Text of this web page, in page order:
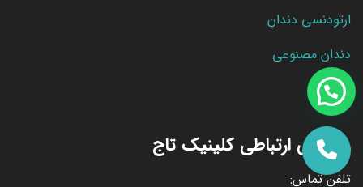
ارتودنسی دندان
دندان مصنوعی
راه های ارتباطی کلینیک تاج
تلفن تماس: